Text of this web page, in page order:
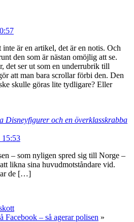
är en artikel, det är en notis. Och
den som är nästan omöjlig att se.
det ser ut som en underrubrik till
att man bara scrollar förbi den. Den
skulle göras lite tydligare? Eller
Disneyfigurer och en överklasskrabba
15:53
– som nyligen spred sig till Norge –
likna sina huvudmotståndare vid.
de […]
Facebook – så agerar polisen »